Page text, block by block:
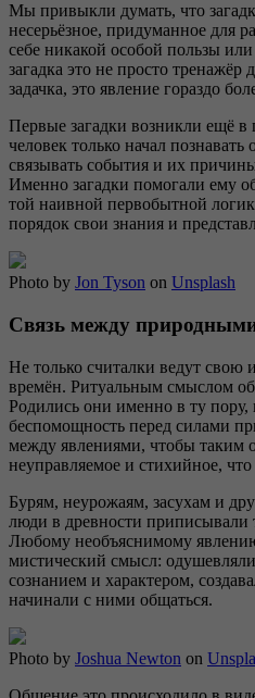
Мы привыкли думать, что
несерьёзное, придуманное для
себе никакой особой пользы
загадка это не просто
задачка, это явление гораздо
Первые загадки возникли ещё в
человек только начал
связывать события и их
Именно загадки помогали ему
той наивной первобытной
порядок свои знания и
Photo by Jon Tyson on Unsplash
Связь между
Не только считалки ведут свою
времён. Ритуальным смыслом
Родились они именно в ту
беспомощность перед силами
между явлениями, чтобы таким
неуправляемое и стихийное,
Бурям, неурожаям, засухам и
люди в древности приписывали
Любому необъяснимому
мистический смысл:
сознанием и характером,
начинали с ними общаться.
Photo by Joshua Newton on